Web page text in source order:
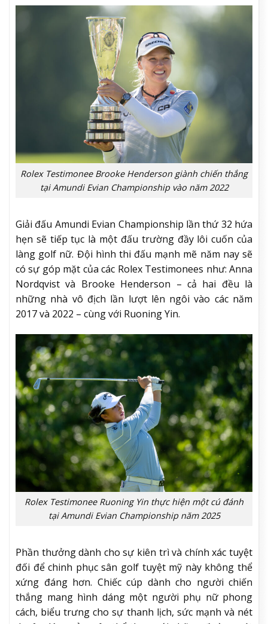
Rolex Testimonee Brooke Henderson giành chiến thắng
tại Amundi Evian Championship vào năm 2022
Giải đấu Amundi Evian Championship lần thứ 32 hứa
hẹn sẽ tiếp tục là một đấu trường đầy lôi cuốn của
làng golf nữ. Đội hình thi đấu mạnh mẽ năm nay sẽ
có sự góp mặt của các Rolex Testimonees như: Anna
Nordqvist và Brooke Henderson – cả hai đều là
những nhà vô địch lần lượt lên ngôi vào các năm
2017 và 2022 – cùng với Ruoning Yin.
Rolex Testimonee Ruoning Yin thực hiện một cú đánh
tại Amundi Evian Championship năm 2025
Phần thưởng dành cho sự kiên trì và chính xác tuyệt
đối để chinh phục sân golf tuyệt mỹ này không thể
xứng đáng hơn. Chiếc cúp dành cho người chiến
thắng mang hình dáng một người phụ nữ phong
cách, biểu trưng cho sự thanh lịch, sức mạnh và nét